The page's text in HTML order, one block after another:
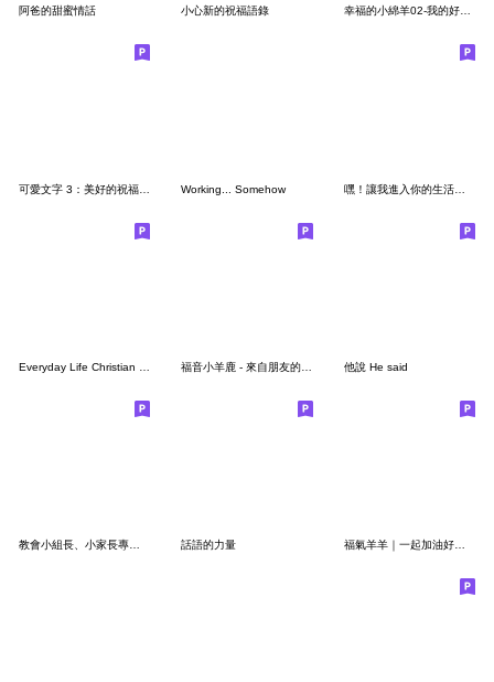
阿爸的甜蜜情話 小心新的祝福語錄 幸福的小綿羊02-我的好朋友
Working... Somehow 嘿！讓我進入你的生活吧！
他說 He said
教會小組長、小家長專用貼圖 ( 省空間喔！) 話語的力量 福氣羊羊｜一起加油好嗎？（復刻）